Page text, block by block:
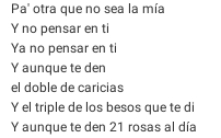
Pa' otra que no sea la mía
Y no pensar en ti
Ya no pensar en ti
Y aunque te den
el doble de caricias
Y el triple de los besos que te di
Y aunque te den 21 rosas al día